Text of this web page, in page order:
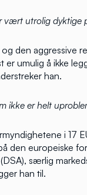
vært utrolig dyktige
den aggressive
umulig å ikke
han.
ikke er helt
i 17
den europeiske
særlig
han til.